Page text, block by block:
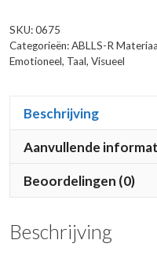
SKU:0675
Categorieën:ABLLS-R
Emotioneel, Taal, Visueel
Beschrijving
Aanvullende
Beoordelingen (0)
Beschrijving